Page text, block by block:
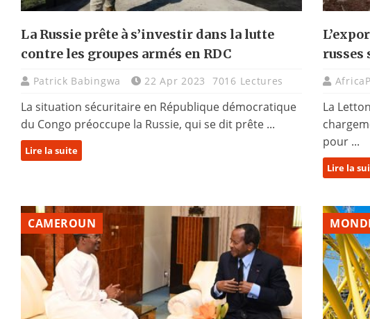
La Russie prête à s’investir dans la lutte
contre les groupes armés en RDC
Patrick Babingwa 22 Apr 2023 7016 Lectures
La situation sécuritaire en République démocratique
du Congo préoccupe la Russie, qui se dit prête ...
Lire la suite
russes
La
pour ...
Lire la
CAMEROUN